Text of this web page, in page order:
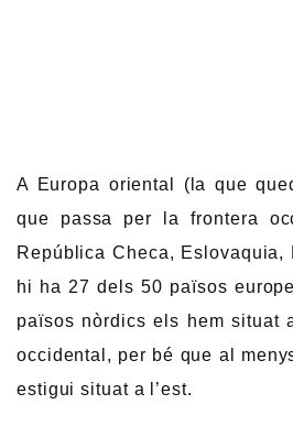
A Europa oriental (la que
que passa per la frontera
República Checa,
hi ha 27 dels 50 països
països nòrdics els hem situat
occidental, per bé que al
estigui situat a l’est.